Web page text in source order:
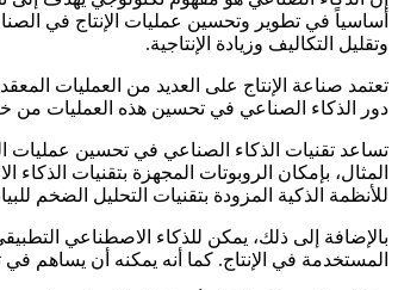
أساسياً في تطوير وتحسين عمليات الإنتاج في
وتقليل التكاليف وزيادة الإنتاجية.
تعتمد صناعة الإنتاج على العديد من العمليات
دور الذكاء الصناعي في تحسين هذه العمليات من
تساعد تقنيات الذكاء الصناعي في تحسين عمليات
المثال، بإمكان الروبوتات المجهزة بتقنيات
للأنظمة الذكية المزودة بتقنيات التحليل الضخم
بالإضافة إلى ذلك، يمكن للذكاء الاصطناعي
المستخدمة في الإنتاج. كما أنه يمكنه أن يساهم